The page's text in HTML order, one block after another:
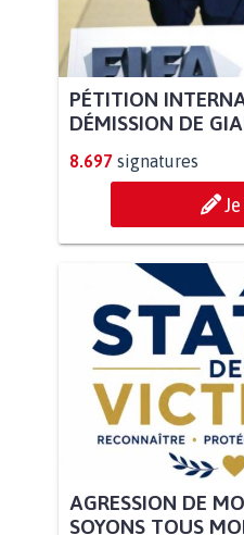
PÉTITION
DÉMISSION DE
8.697 signatures
AGRESSION DE
SOYONS TOUS